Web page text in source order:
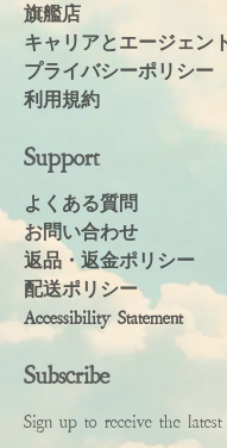
旗艦店
キャリアとエージェン
プライバシーポリシー
利用規約
Support
よくある質問
お問い合わせ
返品・返金ポリシー
配送ポリシー
Accessibility Statement
Subscribe
Sign up to receive the